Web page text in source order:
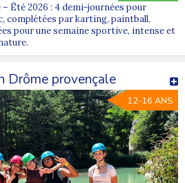
– Été 2026 : 4 demi-journées pour
complétées par karting, paintball,
pour une semaine sportive, intense et
Drôme provençale
12-16 ANS